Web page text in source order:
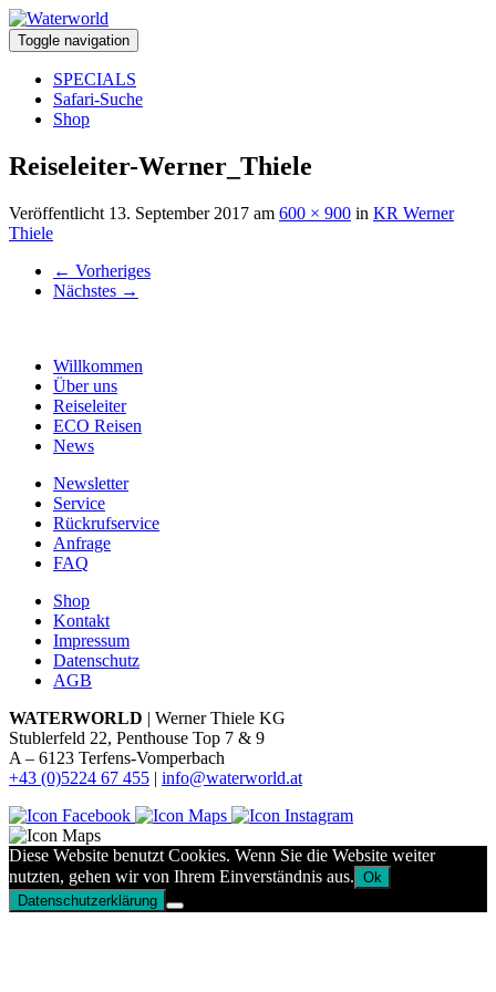
Toggle navigation
SPECIALS
Safari-Suche
Shop
Reiseleiter-Werner_Thiele
Veröffentlicht 13. September 2017 am 600 × 900 in KR Werner
Thiele
← Vorheriges
Nächstes →
Willkommen
Über uns
Reiseleiter
ECO Reisen
News
Newsletter
Service
Rückrufservice
Anfrage
FAQ
Shop
Kontakt
Impressum
Datenschutz
AGB
WATERWORLD | Werner Thiele KG
Stublerfeld 22, Penthouse Top 7 & 9
A – 6123 Terfens-Vomperbach
+43 (0)5224 67 455 | info@waterworld.at
Diese Website benutzt Cookies. Wenn Sie die Website weiter
nutzten, gehen wir von Ihrem Einverständnis aus. Ok
Datenschutzerklärung